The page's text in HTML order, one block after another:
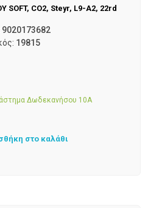
SOFT, CO2, Steyr, L9-A2, 22rd
9020173682
19815
Δωδεκανήσου 10Α
στο καλάθι